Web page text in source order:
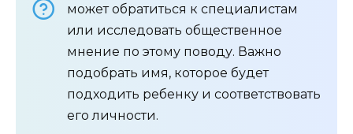
может обратиться к специалистам
или исследовать общественное
мнение по этому поводу. Важно
подобрать имя, которое будет
подходить ребенку и соответствовать
его личности.